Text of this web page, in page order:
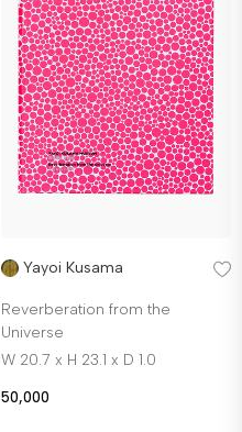
Yayoi Kusama
Reverberation from the
Universe
W 20.7 x H 23.1 x D 1.0
50,000